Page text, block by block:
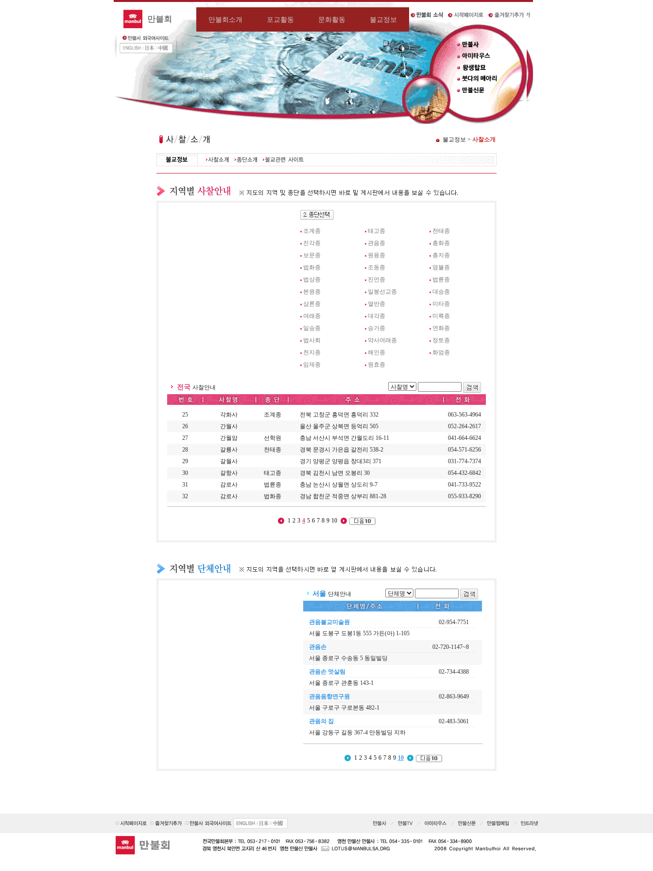
만불회 만불회소개 포교활동 문화활동 불교정보
불교정보 > 사찰소개
조계종 태고종
천태종
진각종
관음종
총화종
보문종
원융종
총지종
법화종
조동종
염불종
법상종
진언종
법륜종
본원종
일붕선교종
대승종
삼론종
열반종
미타종
여래종
대각종
미륵종
일승종
승가종
연화종
법사회
약사여래종
정토종
천지종
해인종
화엄종
임제종
원효종
전국 사찰안내
25 각화사 조계종 전북 고창군 흥덕면 흥덕리 332
063-563-4964
26
간월사 울산 울주군 상북면 등억리 505
052-264-2617
27
간월암 선학원 충남 서산시 부석면 간월도리 16-11
041-664-6624
28
갈룡사 천태종 경북 문경시 가은읍 갈전리 538-2
054-571-6256
29
갈월사 경기 양평군 양평읍 창대3리 371
031-774-7374
30
갈항사 태고종 경북 김천시 남면 오봉리 30
054-432-6842
31
감로사 법륜종 충남 논산시 상월면 상도리 9-7
041-733-9522
32
감로사 법화종 경남 합천군 적중면 상부리 881-28 055-933-8290
1 2 3 4 5 6 7 8 9 10
서울 단체안내
관음불교미술원
02-954-7751
서울 도봉구 도봉1동 555 가든(아) 1-105
관음손
02-720-1147~8
서울 종로구 수송동 5 동일빌딩
관음손 멋살림
02-734-4388
서울 종로구 관훈동 143-1
관음음향연구원
02-863-9649
서울 구로구 구로본동 482-1
관음의 집
02-483-5061
서울 강동구 길동 367-4 만동빌딩 지하
1 2 3 4 5 6 7 8 9 10